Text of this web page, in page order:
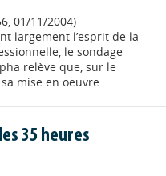
01/11/2004)
largement l’esprit de la
le sondage
relève que, sur le
mise en oeuvre.
35 heures